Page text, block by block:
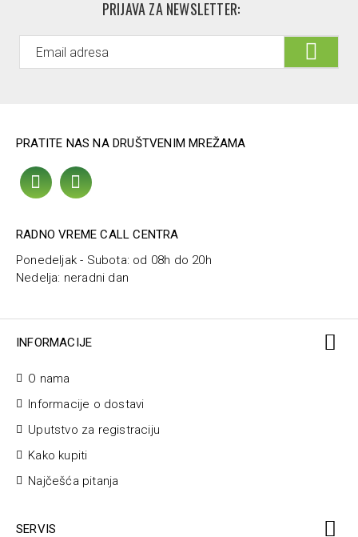
PRIJAVA ZA NEWSLETTER:
PRATITE NAS NA DRUŠTVENIM MREŽAMA
RADNO VREME CALL CENTRA
Ponedeljak - Subota: od 08h do 20h
Nedelja: neradni dan
INFORMACIJE
O nama
Informacije o dostavi
Uputstvo za registraciju
Kako kupiti
Najčešća pitanja
SERVIS